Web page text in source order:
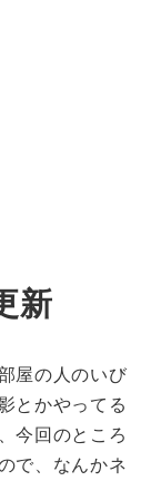
新
屋の人のいび
とかやってる
今回のところ
で、なんかネ